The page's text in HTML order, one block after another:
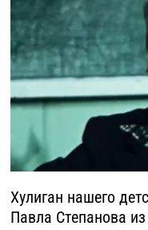
Хулиган нашего
Павла Степанова